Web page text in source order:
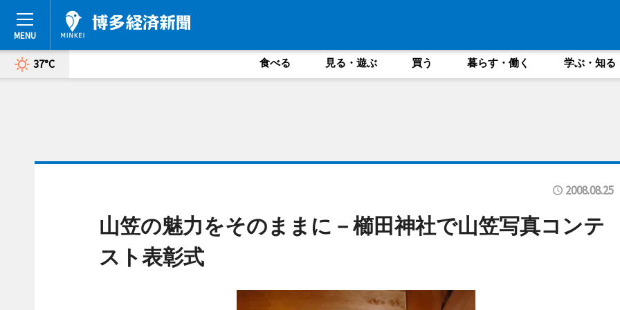
37°C 食べる 見る・遊ぶ 買う 暮らす・働く 学ぶ・知る
2008.08.25
山笠の魅力をそのままに－櫛田神社で山笠写真コンテ
スト表彰式